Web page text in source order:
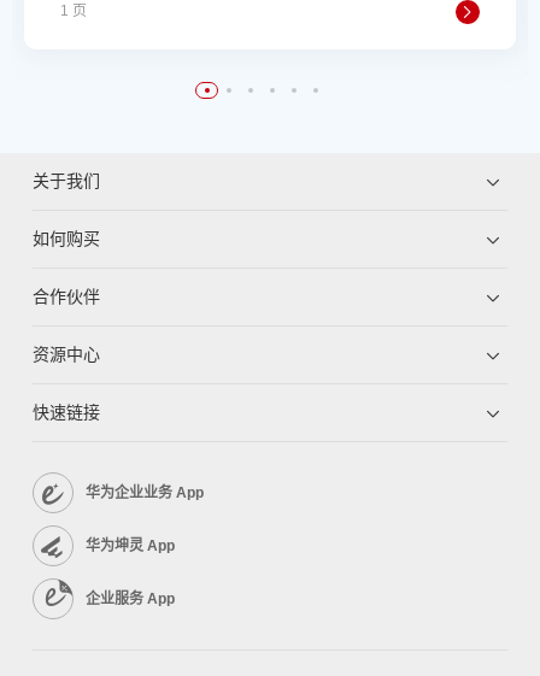
1 页
关于我们
如何购买
合作伙伴
资源中心
快速链接
华为企业业务 App
华为坤灵 App
企业服务 App